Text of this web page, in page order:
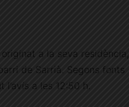
originat a la seva residència,
de Sarrià. Segons fonts
l’avís a les 12:50 h.